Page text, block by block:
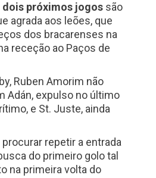
dois próximos jogossão
agrada aos leões, que
dos bracarenses na
receção ao Paços de
Ruben Amorim não
Adán, expulso no último
e St. Juste, ainda
repetir a entrada
do primeiro golo tal
na primeira volta do